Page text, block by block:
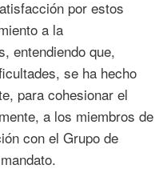
por estos
a la
entendiendo que,
se ha hecho
para cohesionar el
a los miembros de
con el Grupo de